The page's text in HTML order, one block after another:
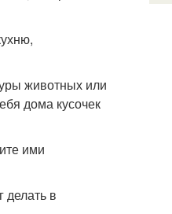
животных или
дома кусочек
ими
делать в